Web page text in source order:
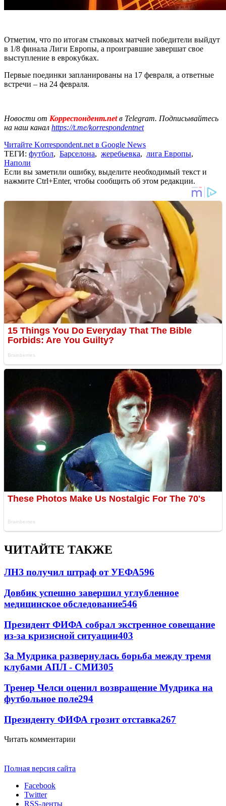
Отметим, что по итогам стыковых матчей победители выйдут
в 1/8 финала Лиги Европы, а проигравшие завершат свое
выступление в еврокубках.
Первые поединки запланированы на 17 февраля, а ответные
встречи – на 24 февраля.
Новости от Корреспондент.netв Telegram. Подписывайтесь
на наш канал https://t.me/korrespondentnet
Читайте Korrespondent.net в Google News
ТЕГИ: футбол, Барселона, жеребьевка, лига Европы,
Наполи
Если вы заметили ошибку, выделите необходимый текст и
нажмите Ctrl+Enter, чтобы сообщить об этом редакции.
ЧИТАЙТЕ ТАКЖЕ
ЛНЗ получил штраф от УЕФА596
Довбик успешно завершил углубленное
медицинское обследование546
Президент ФИФА собрал экстренное совещание
из-за кризисной ситуации403
За Мудрика развернулась борьба между тремя
клубами АПЛ - СМИ305
Тренер Челси оценил возвращение Мудрика на
футбольное поле294
Президенту ФИФА грозит отставка267
Читать комментарии
Полная версия сайта
Facebook
Twitter
RSS-ленты